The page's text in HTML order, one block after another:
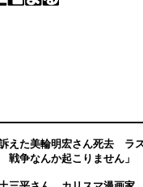
えた美輪明宏さん死去 ラ
争なんか起こりません」